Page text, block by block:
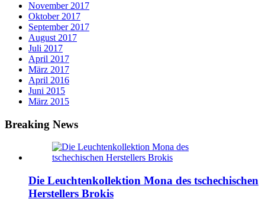
November 2017
Oktober 2017
September 2017
August 2017
Juli 2017
April 2017
März 2017
April 2016
Juni 2015
März 2015
Breaking News
Die Leuchtenkollektion Mona des tschechischen
Herstellers Brokis